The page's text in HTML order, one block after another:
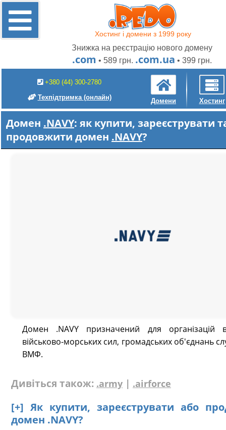
Хостинг і домени з 1999 року
Знижка на реєстрацію нового домену
.com • 589 грн. .com.ua • 399 грн.
+380 (44) 300-2780
Техпідтримка (онлайн) Домени Хостинг
Домен .NAVY: як купити, зареєструвати
продовжити домен .NAVY?
Домен .NAVY призначений для організацій
військово-морських сил, громадських об'єднань
ВМФ.
Дивіться також: .army | .airforce
[+] Як купити, зареєструвати або
домен .NAVY?